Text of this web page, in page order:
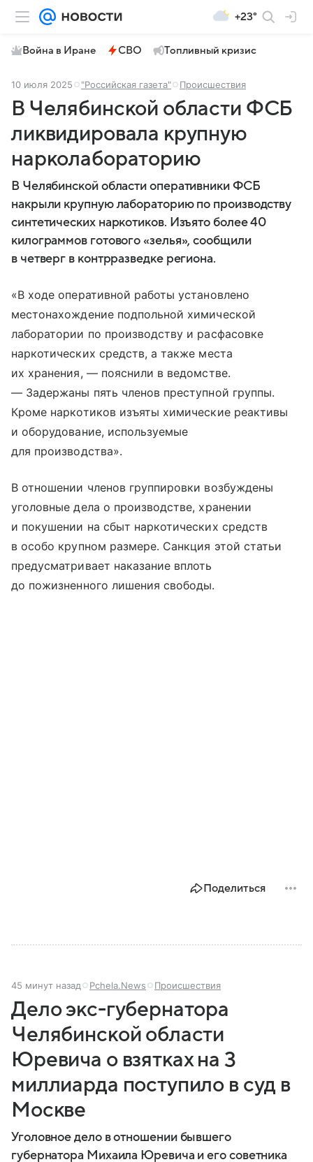
+23°
Война в Иране СВО Топливный кризис
10 июля 2025 "Российская газета" Происшествия
В Челябинской области ФСБ
ликвидировала крупную
нарколабораторию
В Челябинской области оперативники ФСБ
накрыли крупную лабораторию по производству
синтетических наркотиков. Изъято более 40
килограммов готового «зелья», сообщили
в четверг в контрразведке региона.
«В ходе оперативной работы установлено
местонахождение подпольной химической
лаборатории по производству и расфасовке
наркотических средств, а также места
их хранения, — пояснили в ведомстве.
— Задержаны пять членов преступной группы.
Кроме наркотиков изъяты химические реактивы
и оборудование, используемые
для производства».
В отношении членов группировки возбуждены
уголовные дела о производстве, хранении
и покушении на сбыт наркотических средств
в особо крупном размере. Санкция этой статьи
предусматривает наказание вплоть
до пожизненного лишения свободы.
Поделиться
45 минут назад Pchela.News Происшествия
Дело экс-губернатора
Челябинской области
Юревича о взятках на 3
миллиарда поступило в суд в
Москве
Уголовное дело в отношении бывшего
губернатора Михаила Юревича и его советника